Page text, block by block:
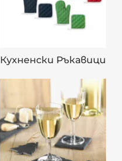
Кухненски Ръкавици